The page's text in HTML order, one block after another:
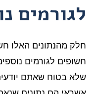
לגורמים
חלק מהנתונים האלו
חשופים לגורמים
שלא בטוח שאתם